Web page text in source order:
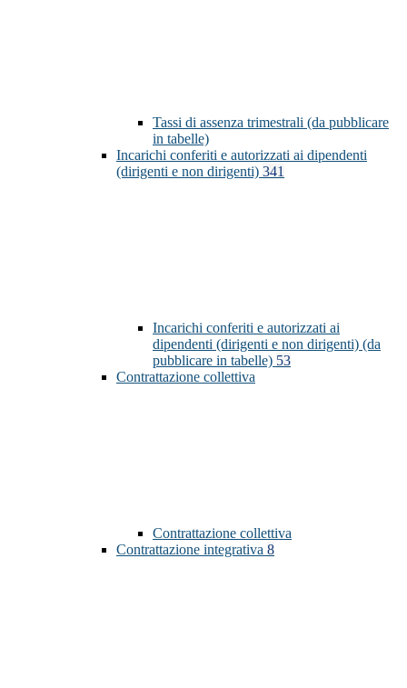
Tassi di assenza trimestrali (da pubblicare
in tabelle)
Incarichi conferiti e autorizzati ai dipendenti
(dirigenti e non dirigenti) 341
Incarichi conferiti e autorizzati ai
dipendenti (dirigenti e non dirigenti) (da
pubblicare in tabelle) 53
Contrattazione collettiva
Contrattazione collettiva
Contrattazione integrativa 8